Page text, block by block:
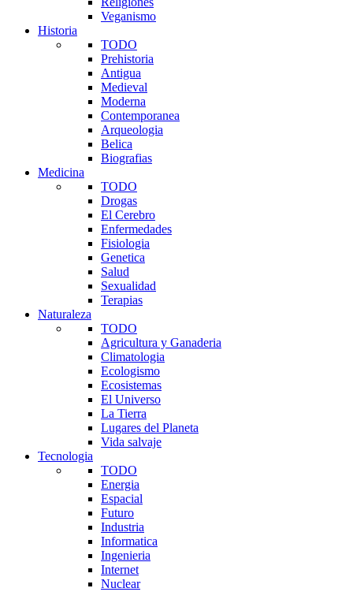
Veganismo
Historia
TODO
Prehistoria
Antigua
Medieval
Moderna
Contemporanea
Arqueologia
Belica
Biografias
Medicina
TODO
Drogas
El Cerebro
Enfermedades
Fisiologia
Genetica
Salud
Sexualidad
Terapias
Naturaleza
TODO
Agricultura y Ganaderia
Climatologia
Ecologismo
Ecosistemas
El Universo
La Tierra
Lugares del Planeta
Vida salvaje
Tecnologia
TODO
Energia
Espacial
Futuro
Industria
Informatica
Ingenieria
Internet
Nuclear